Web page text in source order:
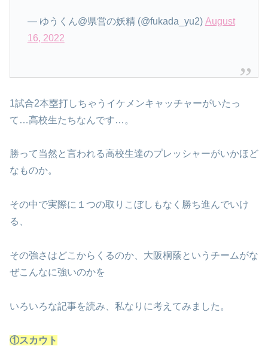
— ゆうくん@県営の妖精 (@fukada_yu2) August
16, 2022
1試合2本塁打しちゃうイケメンキャッチャーがいたっ
て…高校生たちなんです…。
勝って当然と言われる高校生達のプレッシャーがいかほど
なものか。
その中で実際に１つの取りこぼしもなく勝ち進んでいけ
る、
その強さはどこからくるのか、大阪桐蔭というチームがな
ぜこんなに強いのかを
いろいろな記事を読み、私なりに考えてみました。
①スカウト